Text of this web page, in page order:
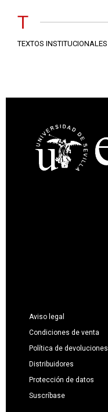
T
TEXTOS INSTITUCIONALES
Aviso legal
Condiciones de venta
Política de devoluciones
Distribuidores
Protección de datos
Suscríbase